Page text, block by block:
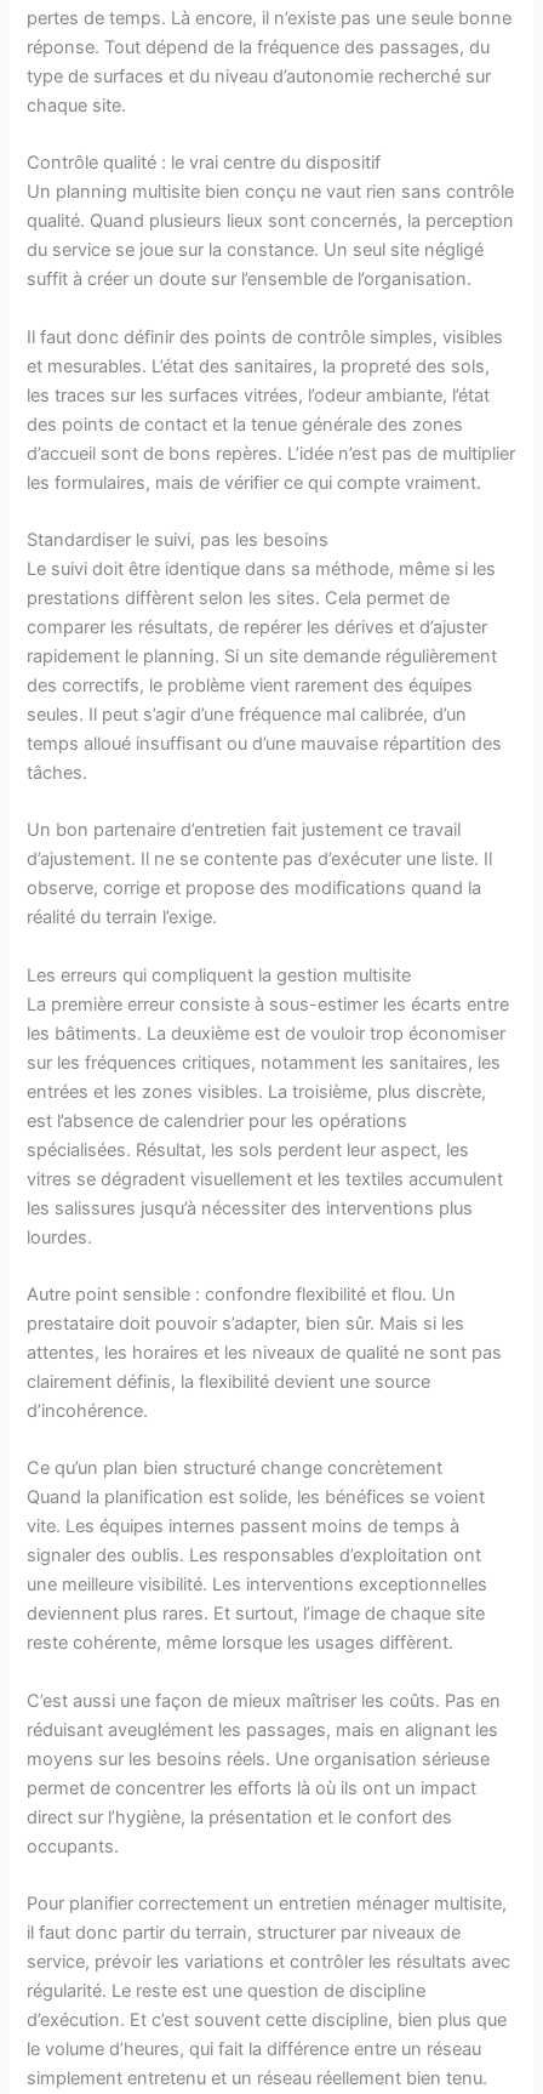
pertes de temps. Là encore, il n’existe pas une seule bonne
réponse. Tout dépend de la fréquence des passages, du
type de surfaces et du niveau d’autonomie recherché sur
chaque site.
Contrôle qualité : le vrai centre du dispositif
Un planning multisite bien conçu ne vaut rien sans contrôle
qualité. Quand plusieurs lieux sont concernés, la perception
du service se joue sur la constance. Un seul site négligé
suffit à créer un doute sur l’ensemble de l’organisation.
Il faut donc définir des points de contrôle simples, visibles
et mesurables. L’état des sanitaires, la propreté des sols,
les traces sur les surfaces vitrées, l’odeur ambiante, l’état
des points de contact et la tenue générale des zones
d’accueil sont de bons repères. L’idée n’est pas de multiplier
les formulaires, mais de vérifier ce qui compte vraiment.
Standardiser le suivi, pas les besoins
Le suivi doit être identique dans sa méthode, même si les
prestations diffèrent selon les sites. Cela permet de
comparer les résultats, de repérer les dérives et d’ajuster
rapidement le planning. Si un site demande régulièrement
des correctifs, le problème vient rarement des équipes
seules. Il peut s’agir d’une fréquence mal calibrée, d’un
temps alloué insuffisant ou d’une mauvaise répartition des
tâches.
Un bon partenaire d’entretien fait justement ce travail
d’ajustement. Il ne se contente pas d’exécuter une liste. Il
observe, corrige et propose des modifications quand la
réalité du terrain l’exige.
Les erreurs qui compliquent la gestion multisite
La première erreur consiste à sous-estimer les écarts entre
les bâtiments. La deuxième est de vouloir trop économiser
sur les fréquences critiques, notamment les sanitaires, les
entrées et les zones visibles. La troisième, plus discrète,
est l’absence de calendrier pour les opérations
spécialisées. Résultat, les sols perdent leur aspect, les
vitres se dégradent visuellement et les textiles accumulent
les salissures jusqu’à nécessiter des interventions plus
lourdes.
Autre point sensible : confondre flexibilité et flou. Un
prestataire doit pouvoir s’adapter, bien sûr. Mais si les
attentes, les horaires et les niveaux de qualité ne sont pas
clairement définis, la flexibilité devient une source
d’incohérence.
Ce qu’un plan bien structuré change concrètement
Quand la planification est solide, les bénéfices se voient
vite. Les équipes internes passent moins de temps à
signaler des oublis. Les responsables d’exploitation ont
une meilleure visibilité. Les interventions exceptionnelles
deviennent plus rares. Et surtout, l’image de chaque site
reste cohérente, même lorsque les usages diffèrent.
C’est aussi une façon de mieux maîtriser les coûts. Pas en
réduisant aveuglément les passages, mais en alignant les
moyens sur les besoins réels. Une organisation sérieuse
permet de concentrer les efforts là où ils ont un impact
direct sur l’hygiène, la présentation et le confort des
occupants.
Pour planifier correctement un entretien ménager multisite,
il faut donc partir du terrain, structurer par niveaux de
service, prévoir les variations et contrôler les résultats avec
régularité. Le reste est une question de discipline
d’exécution. Et c’est souvent cette discipline, bien plus que
le volume d’heures, qui fait la différence entre un réseau
simplement entretenu et un réseau réellement bien tenu.